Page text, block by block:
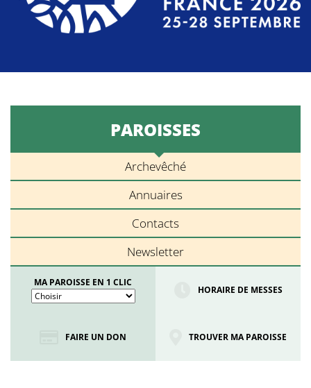
PAROISSES
Archevêché
Annuaires
Contacts
Newsletter
MA PAROISSE EN 1 CLIC
HORAIRE DE MESSES
FAIRE UN DON TROUVER MA PAROISSE